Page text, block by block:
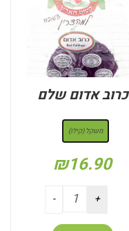
כרוב אדום שלם
משקל (קילו)
₪16.90